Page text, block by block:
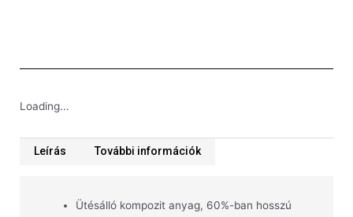
Loading...
Leírás További információk
Ütésálló kompozit anyag, 60%-ban hosszú